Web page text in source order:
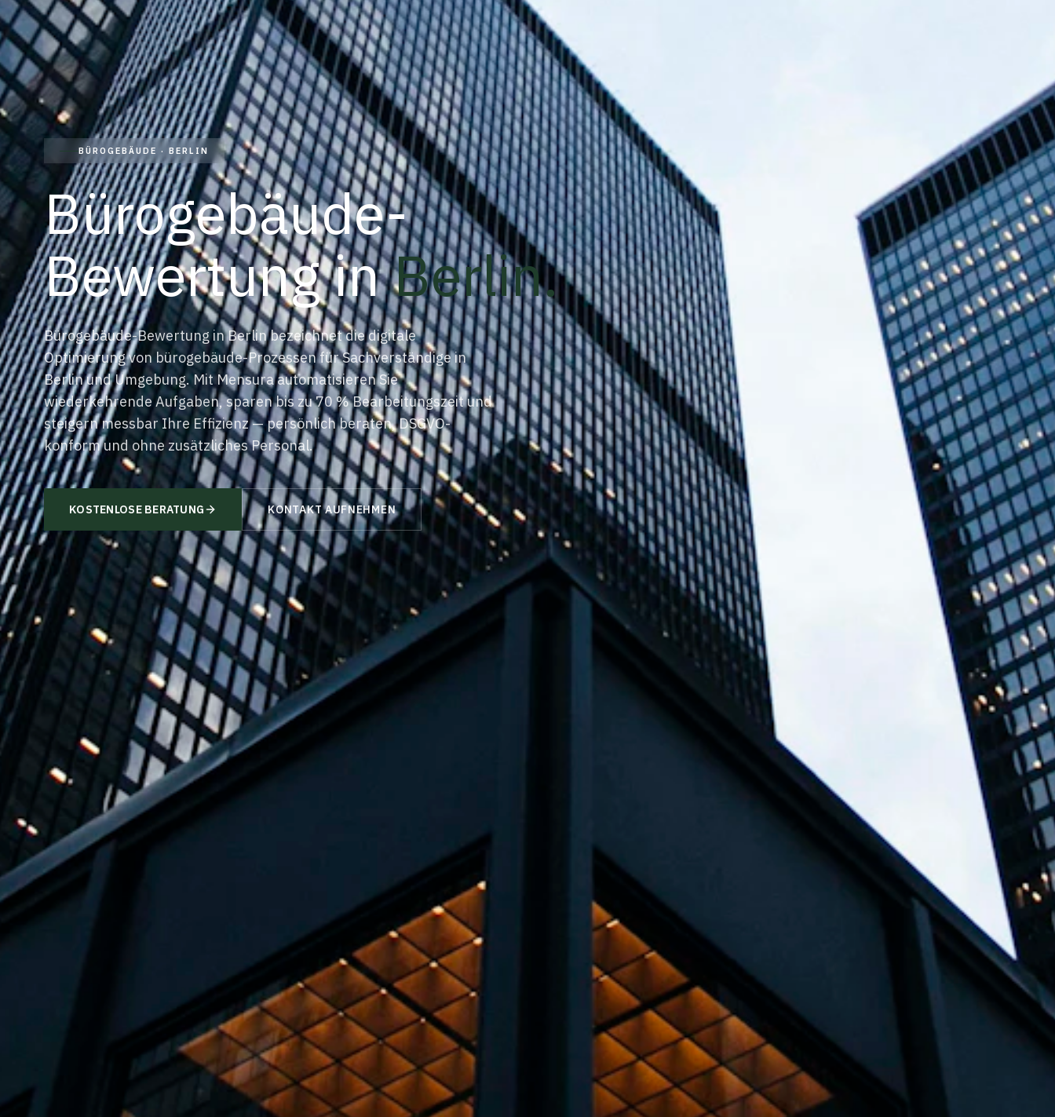
BÜROGEBÄUDE · BERLIN
Bürogebäude-
BewertunginBerlin.
Bürogebäude-BewertunginBerlinbezeichnet die digitale
Optimierung vonbürogebäude-Prozessen für Sachverständige in
Berlinund Umgebung. MitMensuraautomatisieren Sie
wiederkehrende Aufgaben, sparen bis zu 70 % Bearbeitungszeit und
steigern messbar Ihre Effizienz — persönlich beraten, DSGVO-
konform und ohne zusätzliches Personal.
KOSTENLOSE BERATUNG KONTAKT AUFNEHMEN